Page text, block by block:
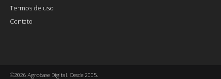
Termos de uso
Contato
©2026 Agrobase Digital. Desde 2005.